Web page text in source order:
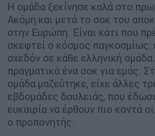
Η ομάδα ξεκίνησε καλά στο
Ακόμη και μετά το σοκ του
στην Ευρώπη. Είναι κάτι που
σκεφτεί ο κόσμος παγκοσμίως:
σχεδόν σε κάθε ελληνική
πραγματικά ένα σοκ για εμάς.
ομάδα μαζεύτηκε, είχε άλλες
εβδομάδες δουλειάς, που
ευκαιρία να έρθουν πιο κοντά
ο προπονητής.